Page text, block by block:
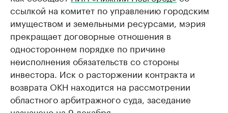
ссылкой на комитет по управлению городским
имуществом и земельными ресурсами, мэрия
прекращает договорные отношения в
одностороннем порядке по причине
неисполнения обязательств со стороны
инвестора. Иск о расторжении контракта и
возврата ОКН находится на рассмотрении
областного арбитражного суда, заседание